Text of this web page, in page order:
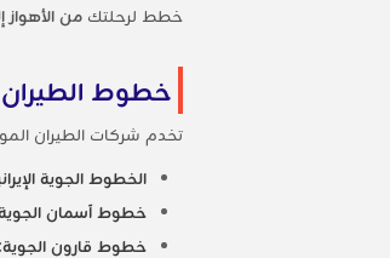
خطط لرحلتك من
خطوط الطيران
تخدم شركات الطيران
الخطوط الجوية
خطوط آسمان
خطوط قارون الجوية